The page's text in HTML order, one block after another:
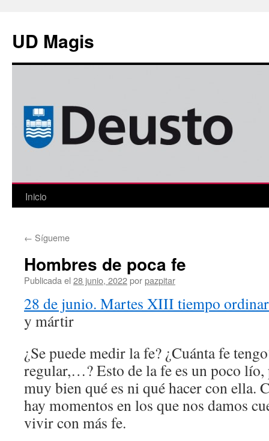
contenido
UD Magis
Inicio
← Sígueme
Hombres de poca fe
Publicada el 28 junio, 2022porpazpitar
28 de junio. Martes XIII tiempo
y mártir
¿Se puede medir la fe? ¿Cuánta fe
regular,…? Esto de la fe es un poco lío,
muy bien qué es ni qué hacer con ella.
hay momentos en los que nos damos
vivir con más fe.